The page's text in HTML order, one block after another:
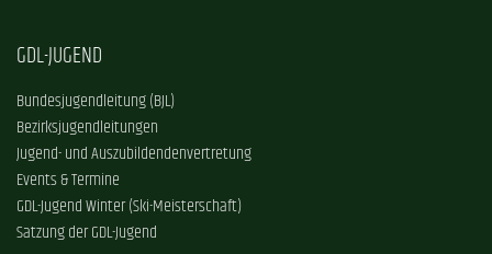
GDL-JUGEND
Bundesjugendleitung (BJL)
Bezirksjugendleitungen
Jugend- und Auszubildendenvertretung
Events & Termine
GDL-Jugend Winter (Ski-Meisterschaft)
Satzung der GDL-Jugend